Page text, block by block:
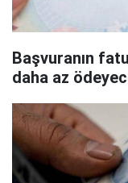
Başvuranın
daha az